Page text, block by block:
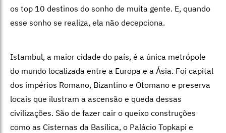
os top 10 destinos do sonho de muita gente. E, quando
esse sonho se realiza, ela não decepciona.
Istambul, a maior cidade do país, é a única metrópole
do mundo localizada entre a Europa e a Ásia. Foi capital
dos impérios Romano, Bizantino e Otomano e preserva
locais que ilustram a ascensão e queda dessas
civilizações. São de fazer cair o queixo construções
como as Cisternas da Basílica, o Palácio Topkapi e